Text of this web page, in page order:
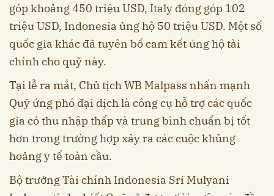
góp khoảng 450 triệu USD, Italy đóng góp 102
triệu USD, Indonesia ủng hộ 50 triệu USD. Một số
quốc gia khác đã tuyên bố cam kết ủng hộ tài
chính cho quỹ này.
Tại lễ ra mắt, Chủ tịch WB Malpass nhấn mạnh
Quỹ ứng phó đại dịch là công cụ hỗ trợ các quốc
gia có thu nhập thấp và trung bình chuẩn bị tốt
hơn trong trường hợp xảy ra các cuộc khủng
hoảng y tế toàn cầu.
Bộ trưởng Tài chính Indonesia Sri Mulyani